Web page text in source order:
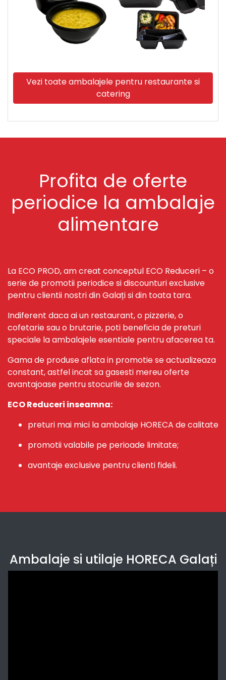
Vezi toate ambalajele pentru restaurante si
catering
Profita de oferte
periodice la ambalaje
alimentare
La ECO PROD, am creat conceptul ECO Reduceri – o
serie de promotii periodice si discounturi exclusive
pentru clientii nostri din Galați si din toata tara.
Indiferent daca ai un restaurant, o pizzerie, o
cofetarie sau o brutarie, poti beneficia de preturi
speciale la ambalajele esentiale pentru afacerea ta.
Gama de produse aflata in promotie se actualizeaza
constant, astfel incat sa gasesti mereu oferte
avantajoase pentru stocurile de sezon.
ECO Reduceri inseamna:
preturi mai mici la ambalaje HORECA de calitate
promotii valabile pe perioade limitate;
avantaje exclusive pentru clienti fideli.
Ambalaje si utilaje HORECA Galați